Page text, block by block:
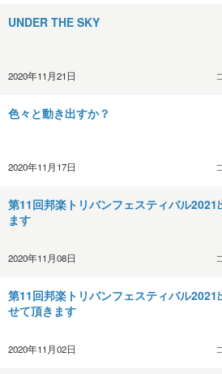
UNDER THE SKY
2020年11月21日
色々と動き出すか？
2020年11月17日
第11回邦楽トリバンフェスティバル2021
ます
2020年11月08日
第11回邦楽トリバンフェスティバル2021
せて頂きます
2020年11月02日